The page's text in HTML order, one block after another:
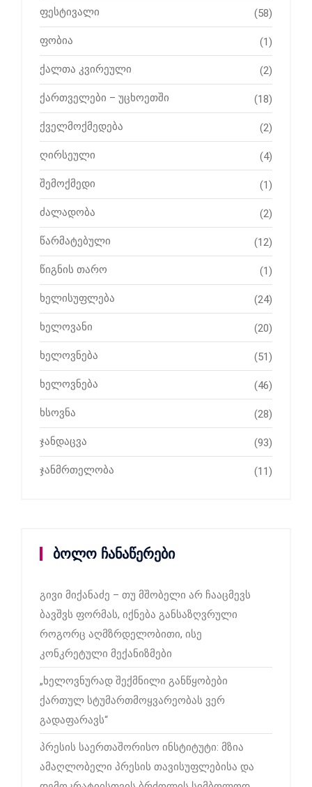
ფესტივალი (58)
ფობია (1)
ქალთა კვირეული (2)
ქართველები – უცხოეთში (18)
ქველმოქმედება (2)
ღირსეული (4)
შემოქმედი (1)
ძალადობა (2)
წარმატებული (12)
წიგნის თარო (1)
ხელისუფლება (24)
ხელოვანი (20)
ხელოვნება (51)
ხელოვნება (46)
ხსოვნა (28)
ჯანდაცვა (93)
ჯანმრთელობა (11)
ბოლო ჩანაწერები
გივი მიქანაძე – თუ მშობელი არ ჩააცმევს
ბავშვს ფორმას, იქნება განსაზღვრული
როგორც აღმზრდელობითი, ისე
კონკრეტული მექანიზმები
„ხელოვნურად შექმნილი განწყობები
ქართულ სტუმართმოყვარეობას ვერ
გადაფარავს“
პრესის საერთაშორისო ინსტიტუტი: მზია
ამაღლობელი პრესის თავისუფლებისა და